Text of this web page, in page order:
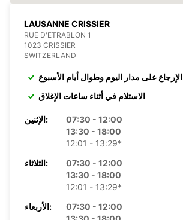
LAUSANNE CRISSIER
RUE D'ETRABLON 1
1023 CRISSIER
SWITZERLAND
الإرجاع على مدار اليوم وطوال أيام الأسبوع
الاستلام في أثناء ساعات الإغلاق
الإثنين:
07:30 - 12:00
13:30 - 18:00
12:01 - 13:29*
الثلاثاء:
07:30 - 12:00
13:30 - 18:00
12:01 - 13:29*
الأربعاء:
07:30 - 12:00